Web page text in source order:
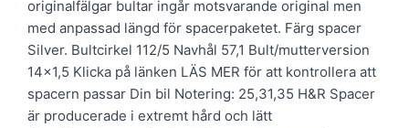
originalfälgar bultar ingår motsvarande original men
med anpassad längd för spacerpaketet. Färg spacer
Silver. Bultcirkel 112/5 Navhål 57,1 Bult/mutterversion
14×1,5 Klicka på länken LÄS MER för att kontrollera att
spacern passar Din bil Notering: 25,31,35 H&R Spacer
är producerade i extremt hård och lätt